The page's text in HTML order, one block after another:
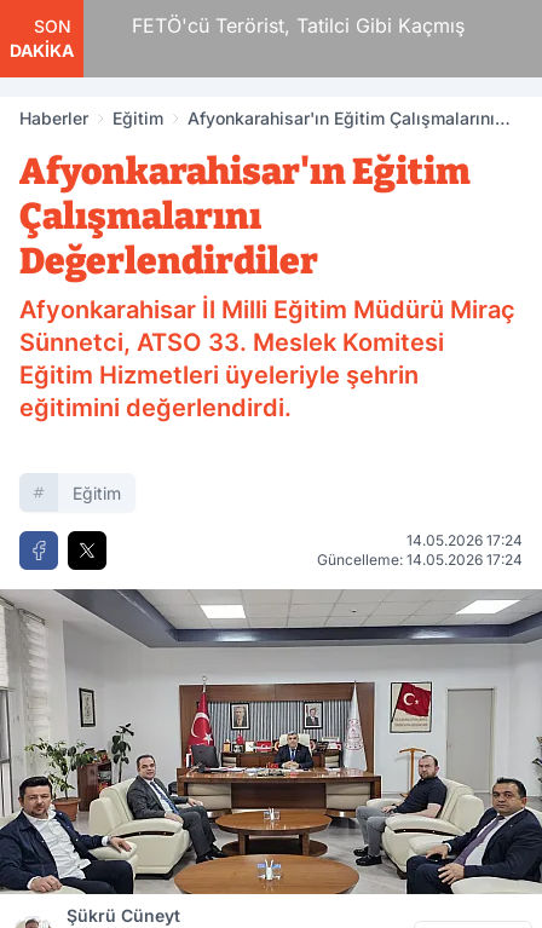
SON
DAKİKA
FETÖ'cü Terörist, Tatilci Gibi Kaçmış
Haberler Eğitim
Afyonkarahisar'ın Eğitim Çalışmalarını
Afyonkarahisar'ın Eğitim
Çalışmalarını
Değerlendirdiler
Afyonkarahisar İl Milli Eğitim Müdürü Miraç
Sünnetci, ATSO 33. Meslek Komitesi
Eğitim Hizmetleri üyeleriyle şehrin
eğitimini değerlendirdi.
Eğitim
14.05.2026 17:24
Güncelleme: 14.05.2026 17:24
Şükrü Cüneyt